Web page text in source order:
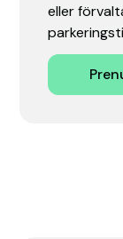
eller